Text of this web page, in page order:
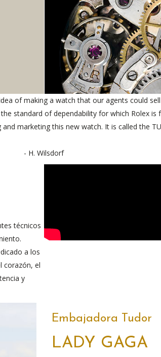
of making a watch that our agents could
standard of dependability for which Rolex is
marketing this new watch. It is called the
- H. Wilsdorf
técnicos
a los
corazón, el
y
Embajadora Tudor
LADY GAGA